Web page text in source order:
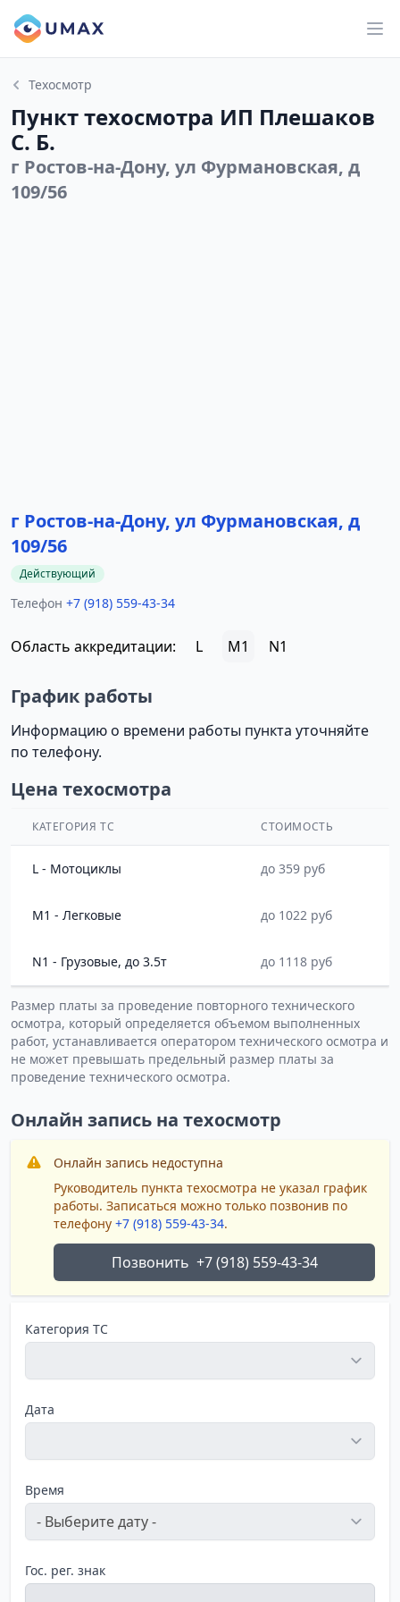
Техосмотр
Пункт техосмотра ИП Плешаков
С. Б.
г Ростов-на-Дону, ул Фурмановская, д
109/56
г Ростов-на-Дону, ул Фурмановская, д
109/56
Действующий
Телефон +7 (918) 559-43-34
Область аккредитации: L M1 N1
График работы
Информацию о времени работы пункта уточняйте
по телефону.
Цена техосмотра
КАТЕГОРИЯ ТС СТОИМОСТЬ
L - Мотоциклы до 359 руб
M1 - Легковые до 1022 руб
N1 - Грузовые, до 3.5т до 1118 руб
Размер платы за проведение повторного технического
осмотра, который определяется объемом выполненных
работ, устанавливается оператором технического осмотра и
не может превышать предельный размер платы за
проведение технического осмотра.
Онлайн запись на техосмотр
Онлайн запись недоступна
Руководитель пункта техосмотра не указал график
работы. Записаться можно только позвонив по
телефону +7 (918) 559-43-34.
Позвонить +7 (918) 559-43-34
Категория ТС
Дата
Время
Гос. рег. знак